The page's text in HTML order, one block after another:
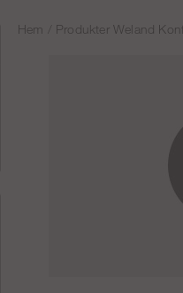
Hem Produkter Weland